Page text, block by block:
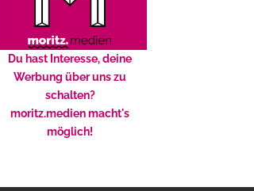
Du hast Interesse, deine
Werbung über uns zu
schalten?
moritz.medien macht's
möglich!